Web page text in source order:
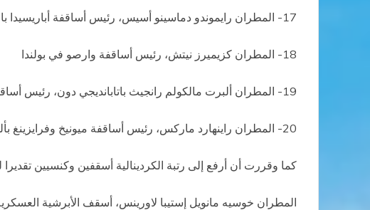
17- المطران رايموندو دماسينو أسيس، رئيس أساقفة أباريسيدا بالبرازيل
18- المطران كزيميرز نيتش، رئيس أساقفة وارصو في بولندا
19- المطران ألبرت مالكولم رانجيث باتابانديجي دون، رئيس أساقفة كولومبو في سريلانكا
20- المطران راينهارد ماركس، رئيس أساقفة ميونيخ وفرايزينغ بألمانيا
كما وقررت أن أرفع إلى رتبة الكردينالية أسقفين وكنسيين
المطران خوسيه مانويل إستيبا لاورينس، أسقف الأبرشية